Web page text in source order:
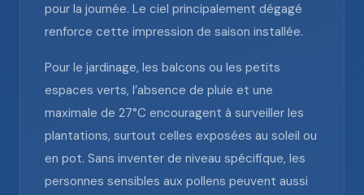
pour la journée. Le ciel principalement dégagé
renforce cette impression de saison installée.
Pour le jardinage, les balcons ou les petits
espaces verts, l’absence de pluie et une
maximale de 27°C encouragent à surveiller les
plantations, surtout celles exposées au soleil ou
en pot. Sans inventer de niveau spécifique, les
personnes sensibles aux pollens peuvent aussi